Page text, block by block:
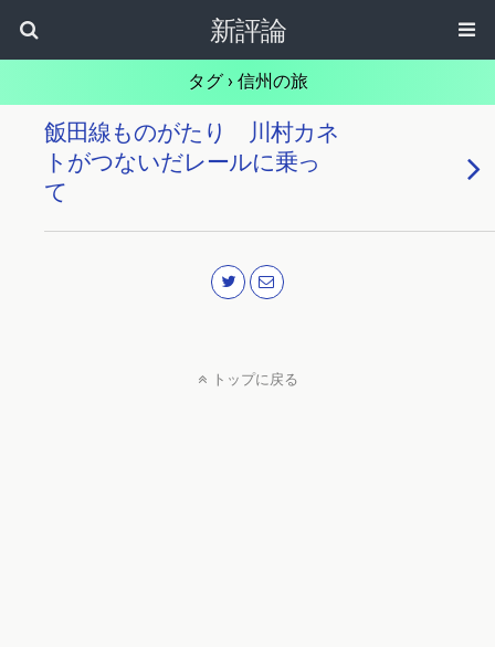
新評論
タグ › 信州の旅
飯田線ものがたり 川村カネ
トがつないだレールに乗っ
て
トップに戻る